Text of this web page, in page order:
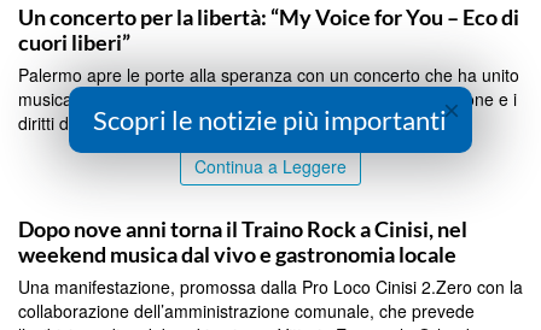
Un concerto per la libertà: “My Voice for You – Eco di
cuori liberi”
Palermo apre le porte alla speranza con un concerto che ha unito
musica e impegno civile per difendere la libertà di espressione e i
diritti delle donne....
Continua a Leggere
Dopo nove anni torna il Traino Rock a Cinisi, nel
weekend musica dal vivo e gastronomia locale
Una manifestazione, promossa dalla Pro Loco Cinisi 2.Zero con la
collaborazione dell’amministrazione comunale, che prevede
×
Scopri le notizie più importanti